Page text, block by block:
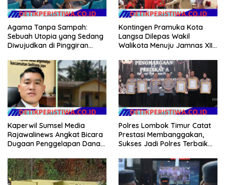
Agama Tanpa Sampah:
Sebuah Utopia yang Sedang
Diwujudkan di Pinggiran
Kontingen Pramuka Kota
Langsa Dilepas Wakil
Walikota Menuju Jamnas XII
Kaperwil Sumsel Media
Rajawalinews Angkat Bicara
Dugaan Penggelapan Dana
Argomulyo Belitang Jaya
Hilang 3 Bulan Bawa
Anggaran Pembangunan
Polres Lombok Timur Catat
Prestasi Membanggakan,
Sukses Jadi Polres Terbaik
NTB